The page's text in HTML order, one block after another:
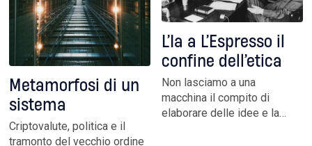
Metamorfosi di un
sistema
Criptovalute, politica e il
tramonto del vecchio ordine
L’Ia a L’Espresso il
confine dell’etica
Non lasciamo a una
macchina il compito di
elaborare delle idee e la